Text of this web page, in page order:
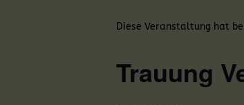
Diese Veranstaltung hat
Trauung